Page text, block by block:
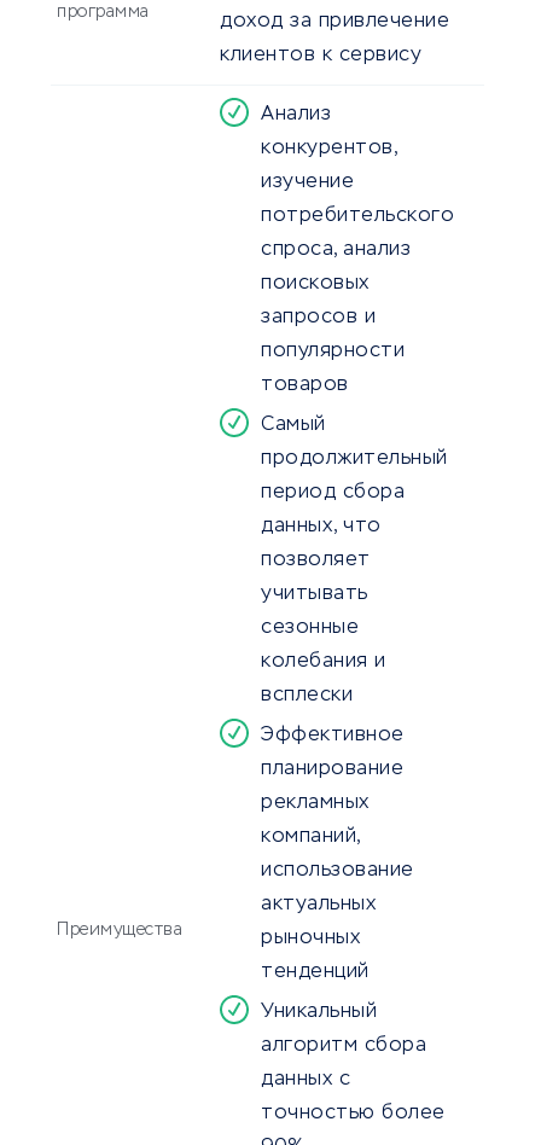
программа
доход за привлечение
клиентов к сервису
Преимущества
Анализ
конкурентов,
изучение
потребительского
спроса, анализ
поисковых
запросов и
популярности
товаров
Самый
продолжительный
период сбора
данных, что
позволяет
учитывать
сезонные
колебания и
всплески
Эффективное
планирование
рекламных
компаний,
использование
актуальных
рыночных
тенденций
Уникальный
алгоритм сбора
данных с
точностью более